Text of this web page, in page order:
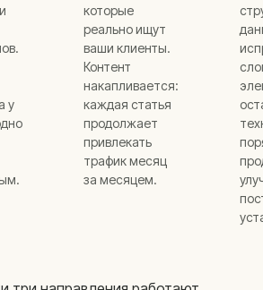
у
которые
реально ищут
ваши клиенты.
Контент
накапливается:
каждая статья
продолжает
привлекать
трафик месяц
за месяцем.